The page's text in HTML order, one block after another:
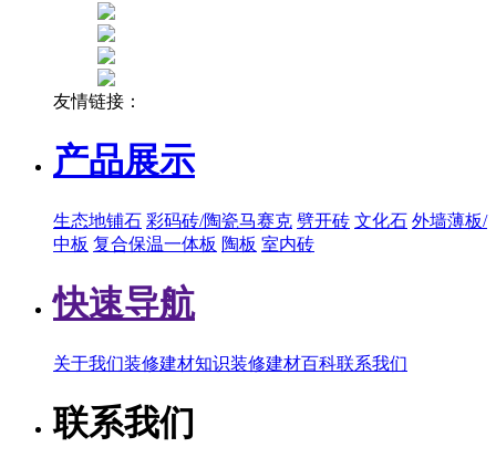
友情链接：
产品展示
生态地铺石 彩码砖/陶瓷马赛克 劈开砖 文化石 外墙薄板/
中板 复合保温一体板 陶板 室内砖
快速导航
关于我们装修建材知识装修建材百科联系我们
联系我们